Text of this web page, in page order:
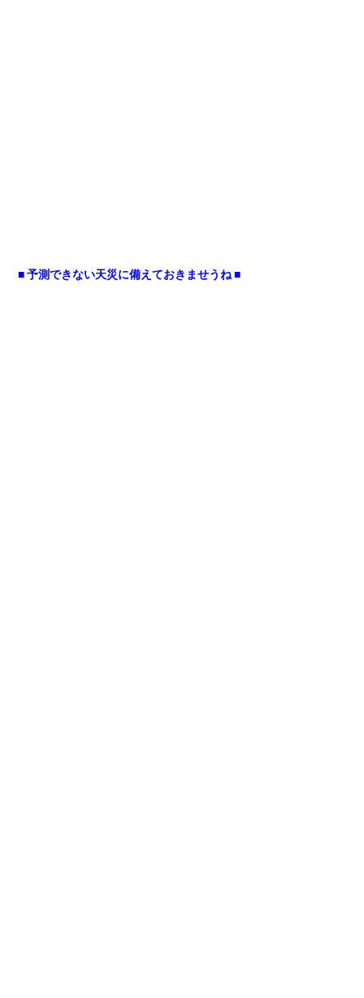
■ 予測できない天災に備えておきませうね ■